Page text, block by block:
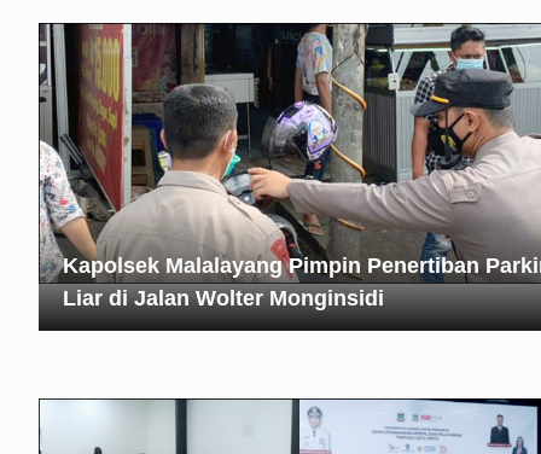
Kapolsek Malalayang Pimpin Penertiban
Liar di Jalan Wolter Monginsidi